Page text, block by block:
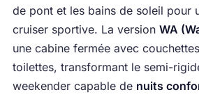
de pont et les bains de soleil pour
cruiser sportive. La version WA
une cabine fermée avec
toilettes, transformant le semi-
weekender capable de nuits